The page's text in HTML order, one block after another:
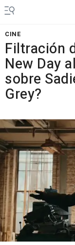
CINE
Filtración
New Day
sobre
Grey?